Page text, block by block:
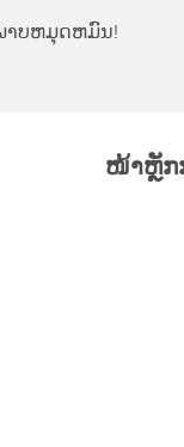
າບຫມຸດຫມົນ!
ໜ້າຫຼັກ